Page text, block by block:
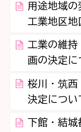
用途地域
工業地区地
工業の維持
画の決定に
桜川・筑西
決定につい
下館・結城